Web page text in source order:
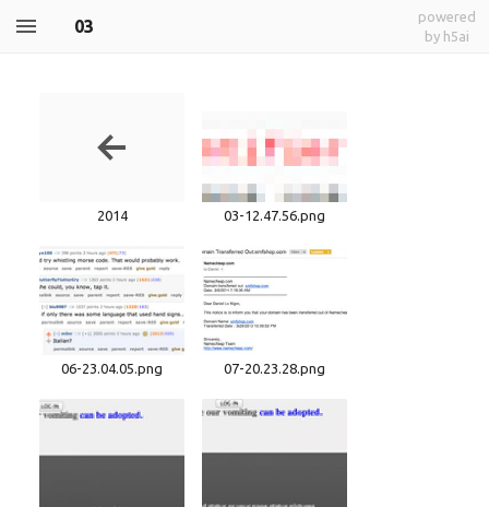
03
powered
by h5ai
2014 03-12.47.56.png
06-23.04.05.png 07-20.23.28.png